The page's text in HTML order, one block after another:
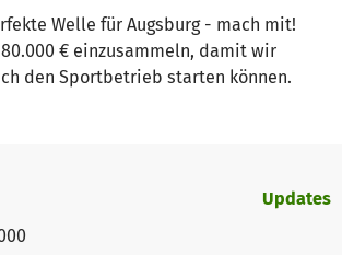
Welle für Augsburg - mach mit!
€ einzusammeln, damit wir
den Sportbetrieb starten können.
Updates